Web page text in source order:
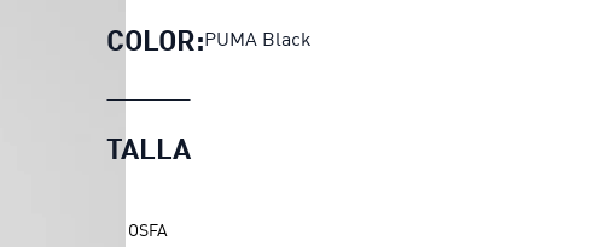
COLOR:PUMA Black
TALLA
OSFA